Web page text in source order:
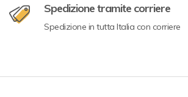
Spedizione tramite corriere
Spedizione in tutta Italia con corriere